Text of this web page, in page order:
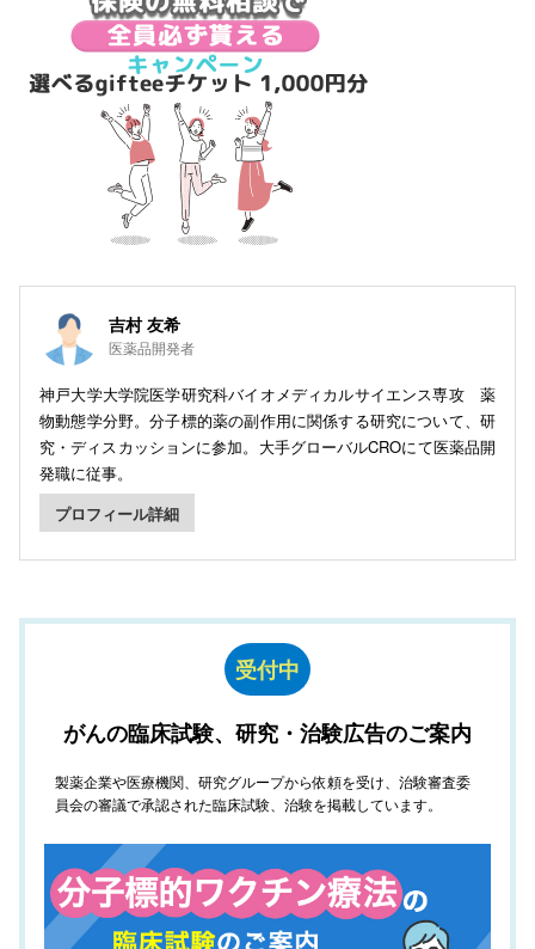
吉村 友希
医薬品開発者
神戸大学大学院医学研究科バイオメディカルサイエンス専攻 薬
物動態学分野。分子標的薬の副作用に関係する研究について、研
究・ディスカッションに参加。大手グローバルCROにて医薬品開
発職に従事。
プロフィール詳細
受付中
がんの臨床試験、研究・治験広告のご案内
製薬企業や医療機関、研究グループから依頼を受け、治験審査委
員会の審議で承認された臨床試験、治験を掲載しています。